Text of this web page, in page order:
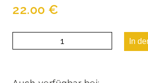
22.00 €
Keine
In